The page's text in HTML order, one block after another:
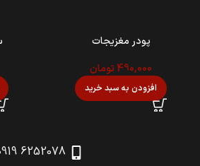
پودر مغزیجات
490,000 تومان
افزودن به سبد خرید
6252078 0919